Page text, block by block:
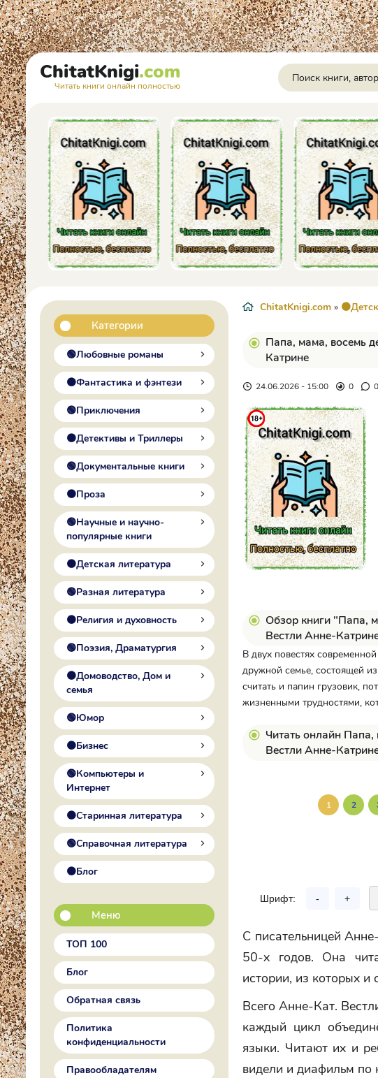
ChitatKnigi.com
Читать книги онлайн полностью
Категории
🟢Любовные романы
🟠Фантастика и фэнтези
🟢Приключения
🟠Детективы и Триллеры
🟢Документальные книги
🟠Проза
🟢Научные и научно-
популярные книги
🟠Детская литература
🟢Разная литература
🟠Религия и духовность
🟢Поэзия, Драматургия
🟠Домоводство, Дом и
семья
🟢Юмор
🟠Бизнес
🟢Компьютеры и
Интернет
🟠Старинная литература
🟢Справочная литература
🟠Блог
Меню
ТОП 100
Блог
Обратная связь
Политика
конфиденциальности
Правообладателям
ChitatKnigi.com »
Папа, мама, восемь
Катрине
24.06.2026 - 15:00 0 0
Обзор книги "Папа,
Вестли Анне-
В двух повестях
дружной семье, состоящей
считать и папин грузовик,
жизненными трудностями,
Читать онлайн
Вестли Анне-
1 2
Шрифт: - +
С писательницей
50-х годов. Она
истории, из которых и
Всего Анне-Кат.
каждый цикл
языки. Читают их и
видели и диафильм по